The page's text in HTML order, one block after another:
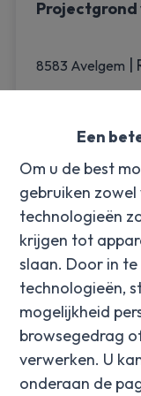
Een
Om u de best
gebruiken
technologieën
krijgen tot
slaan. Door in
technologieën,
mogelijkheid
browsegedrag
verwerken. U
onderaan de
Projectgrond
8583 Avelgem
710 m²
OPTIE